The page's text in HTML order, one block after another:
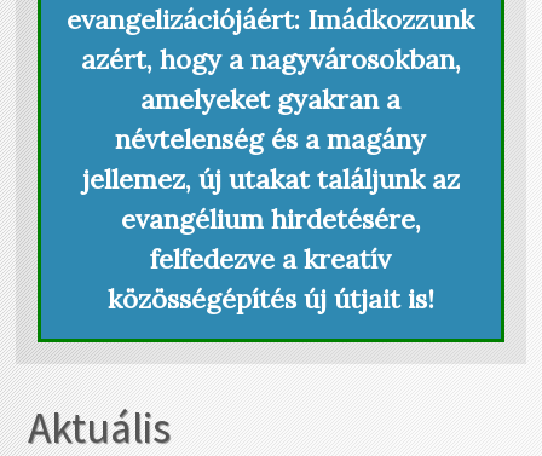
evangelizációjáért: Imádkozzunk
azért, hogy a nagyvárosokban,
amelyeket gyakran a
névtelenség és a magány
jellemez, új utakat találjunk az
evangélium hirdetésére,
felfedezve a kreatív
közösségépítés új útjait is!
Aktuális